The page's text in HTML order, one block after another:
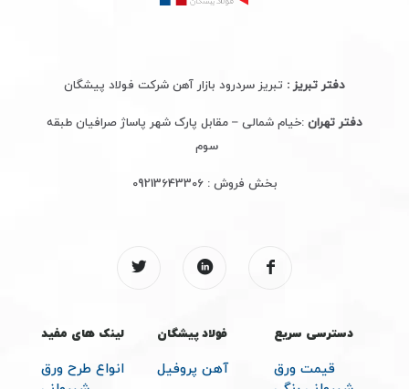
دفتر تبریز : تبریز سردرود بازار آهن شرکت فولاد پیشگان
دفتر تهران :خیام شمالی – مقابل پارک شهر پاساژ صرافیان طبقه
سوم
بخش فروش :09213643306
دسترسی سریع
قیمت ورق
فولاد پیشگان
آهن پروفیل
لینک های مفید
انواع طرح ورق